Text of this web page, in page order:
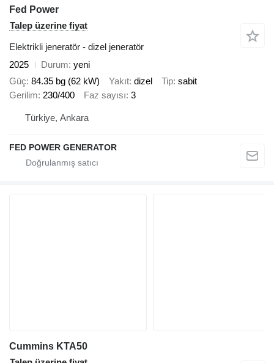
Fed Power
Talep üzerine fiyat
Elektrikli jeneratör - dizel jeneratör
2025
Durum yeni
Güç 84.35 bg (62 kW) Yakıt dizel Tip sabit
Gerilim 230/400 Faz sayısı 3
Türkiye, Ankara
FED POWER GENERATOR
Cummins KTA50